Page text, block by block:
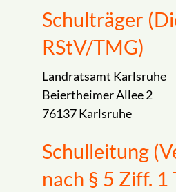
Schulträger
RStV/TMG)
Landratsamt Karlsruhe
Beiertheimer Allee 2
76137 Karlsruhe
Schulleitung
nach § 5 Ziff. 1